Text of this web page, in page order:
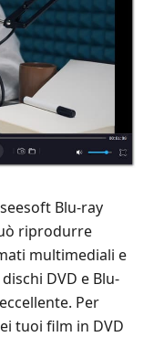
Blu-ray
riprodurre
multimediali e
DVD e Blu-
Per
tuoi film in DVD